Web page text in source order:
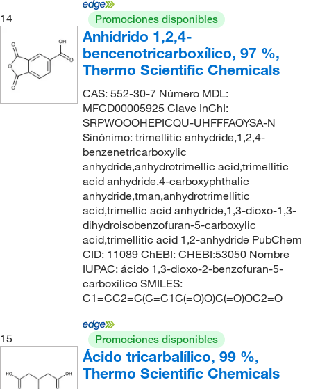
14 Promociones disponibles
Anhídrido 1,2,4-
bencenotricarboxílico, 97 %,
Thermo Scientific Chemicals
CAS: 552-30-7 Número MDL:
MFCD00005925 Clave InChI:
SRPWOOOHEPICQU-UHFFFAOYSA-N
Sinónimo: trimellitic anhydride,1,2,4-
benzenetricarboxylic
anhydride,anhydrotrimellic acid,trimellitic
acid anhydride,4-carboxyphthalic
anhydride,tman,anhydrotrimellitic
acid,trimellic acid anhydride,1,3-dioxo-1,3-
dihydroisobenzofuran-5-carboxylic
acid,trimellitic acid 1,2-anhydride PubChem
CID: 11089 ChEBI: CHEBI:53050 Nombre
IUPAC: ácido 1,3-dioxo-2-benzofuran-5-
carboxílico SMILES:
C1=CC2=C(C=C1C(=O)O)C(=O)OC2=O
15 Promociones disponibles
Ácido tricarbalílico, 99 %,
Thermo Scientific Chemicals